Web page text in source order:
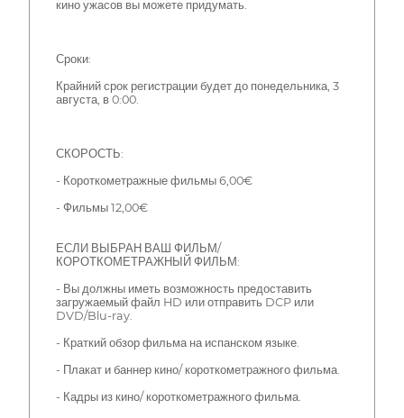
кино ужасов вы можете придумать.
Сроки:
Крайний срок регистрации будет до понедельника, 3
августа, в 0:00.
СКОРОСТЬ:
- Короткометражные фильмы 6,00€
- Фильмы 12,00€
ЕСЛИ ВЫБРАН ВАШ ФИЛЬМ/
КОРОТКОМЕТРАЖНЫЙ ФИЛЬМ:
- Вы должны иметь возможность предоставить
загружаемый файл HD или отправить DCP или
DVD/Blu-ray.
- Краткий обзор фильма на испанском языке.
- Плакат и баннер кино/ короткометражного фильма.
- Кадры из кино/ короткометражного фильма.